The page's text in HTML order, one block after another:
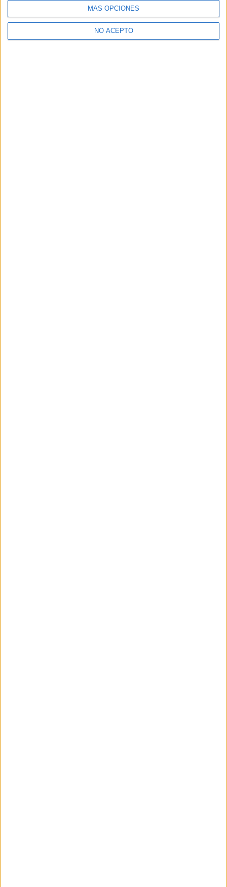
MÁS OPCIONES
NO ACEPTO